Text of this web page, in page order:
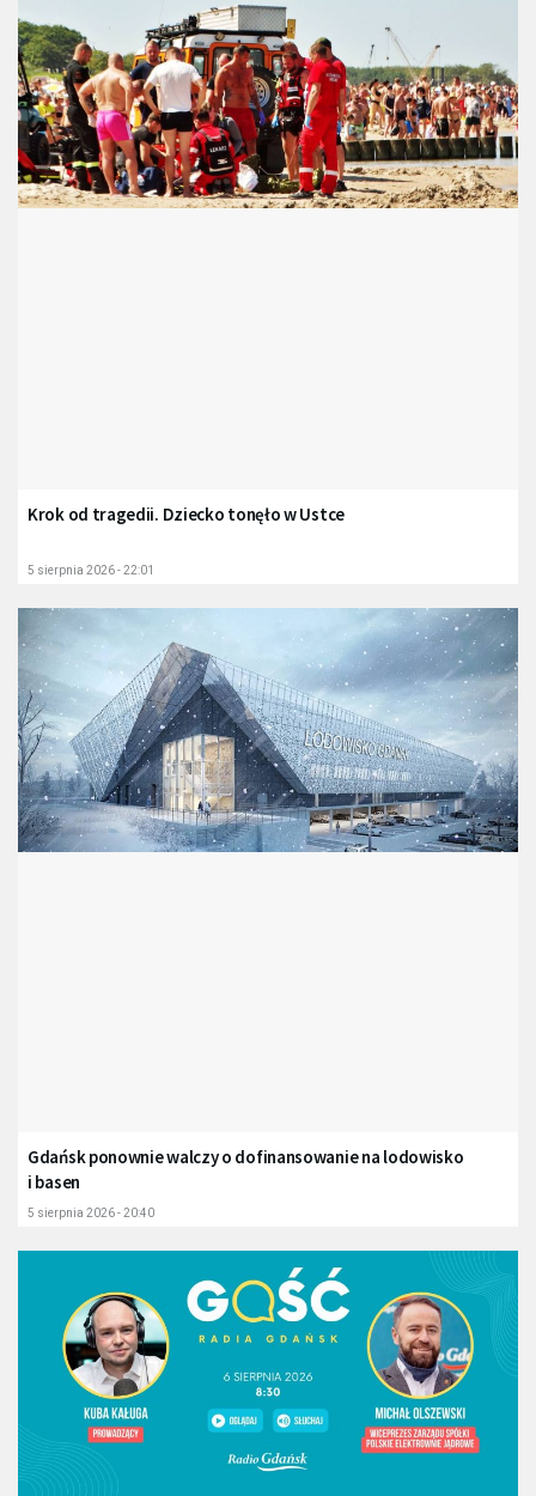
Krok od tragedii. Dziecko tonęło w Ustce
5 sierpnia 2026 - 22:01
Gdańsk ponownie walczy o dofinansowanie na lodowisko
i basen
5 sierpnia 2026 - 20:40